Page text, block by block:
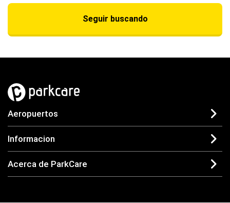
Seguir buscando
Aeropuertos
Informacion
Acerca de ParkCare